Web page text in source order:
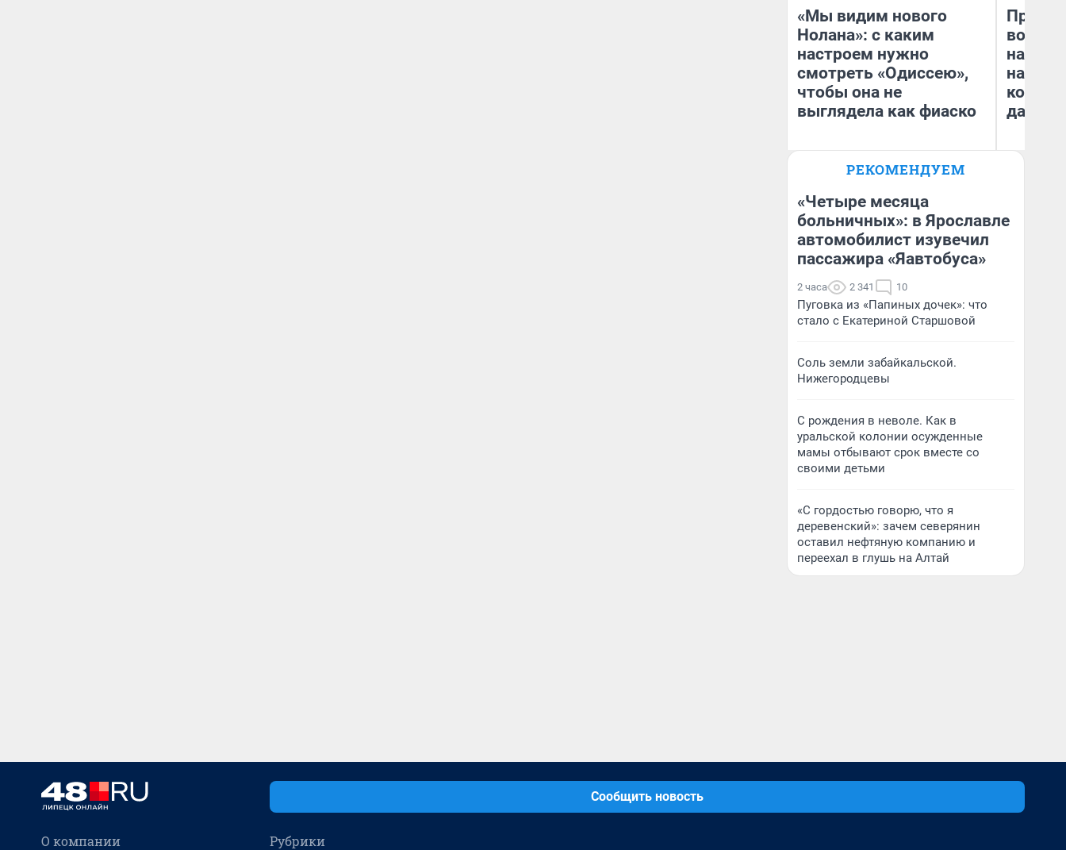
«Мы видим нового
Нолана»: с каким
настроем нужно
смотреть «Одиссею»,
чтобы она не
выглядела как фиаско
Надежда Губарь
нам
даже
РЕКОМЕНДУЕМ
«Четыре месяца
больничных»: в Ярославле
автомобилист изувечил
пассажира «Яавтобуса»
2 часа 2 341 10
Пуговка из «Папиных дочек»: что
стало с Екатериной Старшовой
Соль земли забайкальской.
Нижегородцевы
С рождения в неволе. Как в
уральской колонии осужденные
мамы отбывают срок вместе со
своими детьми
«С гордостью говорю, что я
деревенский»: зачем северянин
оставил нефтяную компанию и
переехал в глушь на Алтай
Сообщить новость
О компании Рубрики